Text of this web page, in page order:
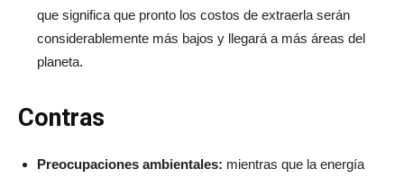
que significa que pronto los costos de extraerla serán
considerablemente más bajos y llegará a más áreas del
planeta.
Contras
Preocupaciones ambientales: mientras que la energía